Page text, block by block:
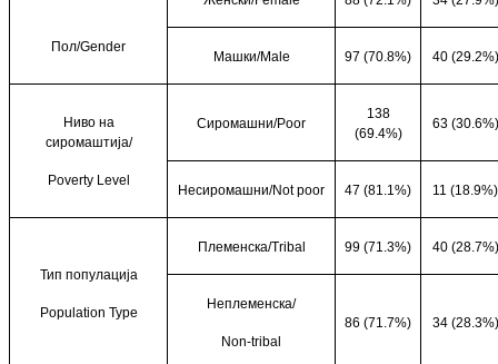
Пол/Gender
Машки/Male 97 (70.8%) 40 (29.2%)
Ниво на
сиромаштија/
Poverty Level
Сиромашни/Poor
138
(69.4%)
63 (30.6%)
Несиромашни/Not poor 47 (81.1%) 11 (18.9%)
Тип популација
Population Type
Племенска/Tribal 99 (71.3%) 40 (28.7%)
Неплеменска/
Non-tribal
86 (71.7%) 34 (28.3%)